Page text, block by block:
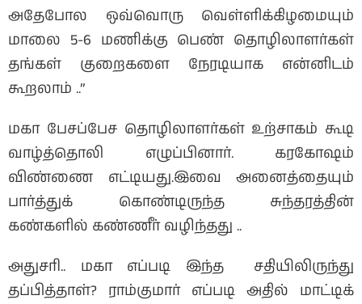
அதேபோல ஒவ்வொரு வெள்ளிக்கிழமையும்
மாலை 5-6 மணிக்கு பெண் தொழிலாளர்கள்
தங்கள் குறைகளை நேரடியாக என்னிடம்
கூறலாம் ..”
மகா பேசப்பேச தொழிலாளர்கள் உற்சாகம் கூடி
வாழ்த்தொலி எழுப்பினார். கரகோஷம்
விண்ணை எட்டியது.இவை அனைத்தையும்
பார்த்துக் கொண்டிருந்த சுந்தரத்தின்
கண்களில் கண்ணீர் வழிந்தது ..
அதுசரி.. மகா எப்படி இந்த சதியிலிருந்து
தப்பித்தாள்? ராம்குமார் எப்படி அதில் மாட்டிக்